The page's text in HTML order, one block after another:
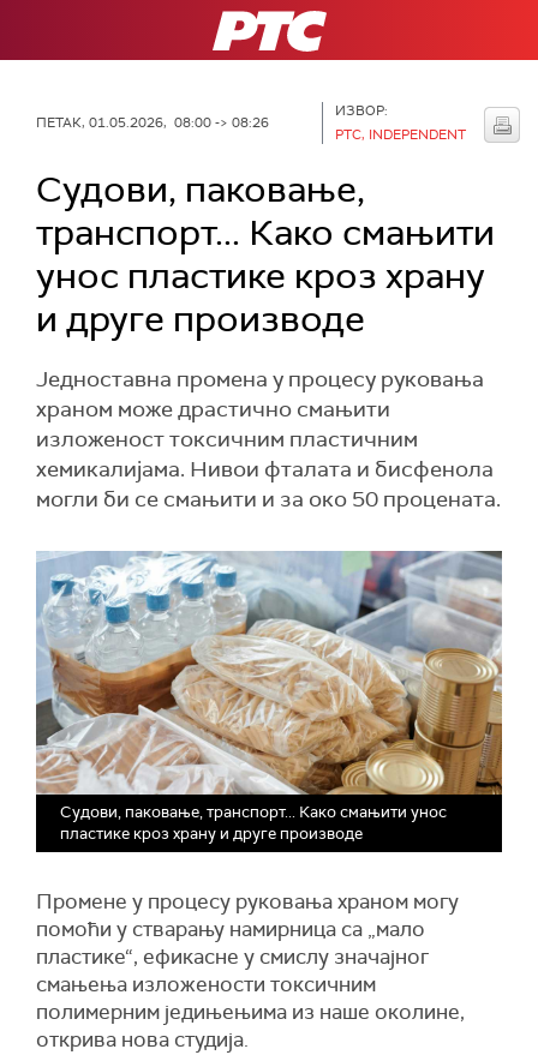
РТС
ПЕТАК, 01.05.2026, 08:00 -> 08:26
ИЗВОР:
РТС, INDEPENDENT
Судови, паковање,
транспорт... Како смањити
унос пластике кроз храну
и друге производе
Једноставна промена у процесу руковања
храном може драстично смањити
изложеност токсичним пластичним
хемикалијама. Нивои фталата и бисфенола
могли би се смањити и за око 50 процената.
Судови, паковање, транспорт... Како смањити унос
пластике кроз храну и друге производе
Промене у процесу руковања храном могу
помоћи у стварању намирница са „мало
пластике“, ефикасне у смислу значајног
смањења изложености токсичним
полимерним једињењима из наше околине,
открива нова студија.